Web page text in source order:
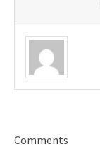
Comments